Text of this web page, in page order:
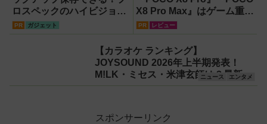
ロスペックのハイビジョン
レコーダー『HVE705-
PR ガジェット
X8 Pro Max』はゲーム重視
ならコスパ最強クラス！
PR レビュー
【カラオケ ランキング】
JOYSOUND 2026年上半期発表！
M!LK・ミセス・米津玄師は？最新ト
レンド総まとめ
ニュース エンタメ
スポンサーリンク